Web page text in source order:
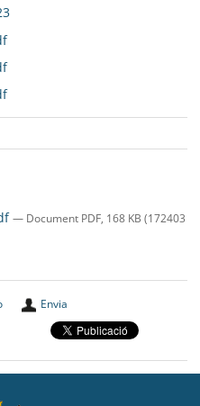
— Document PDF, 168 KB (172403
Envia